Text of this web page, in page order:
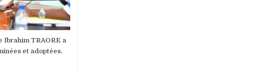
Ibrahim TRAORE a
et adoptées.